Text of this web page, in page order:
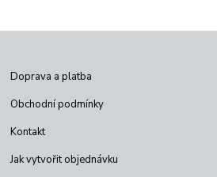
Doprava a platba
Obchodní podmínky
Kontakt
Jak vytvořit objednávku